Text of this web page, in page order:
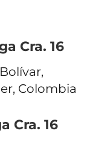
Cra. 16
Bolívar,
Colombia
Cra. 16